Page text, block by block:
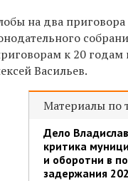
на два
к 20 годам
Васильев.
Материалы по
Дело
критика
и оборотни в
задержания